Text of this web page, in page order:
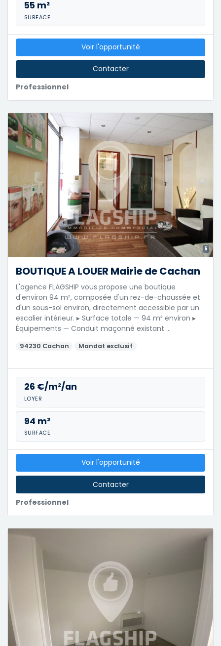
55 m²
SURFACE
Professionnel
Voir l'opportunité
Contacter
5
BOUTIQUE A LOUER Mairie de Cachan
L'agence FLAGSHIP vous propose une boutique
d'environ 94 m², composée d'un rez-de-chaussée et
d'un sous-sol environ, directement accessible par un
escalier intérieur. ▸ Surface totale — 94 m² environ ▸
Équipements — Conduit maçonné existant …
94230 Cachan Mandat exclusif
26 €/m²/an
LOYER
94 m²
SURFACE
Professionnel
Voir l'opportunité
Contacter